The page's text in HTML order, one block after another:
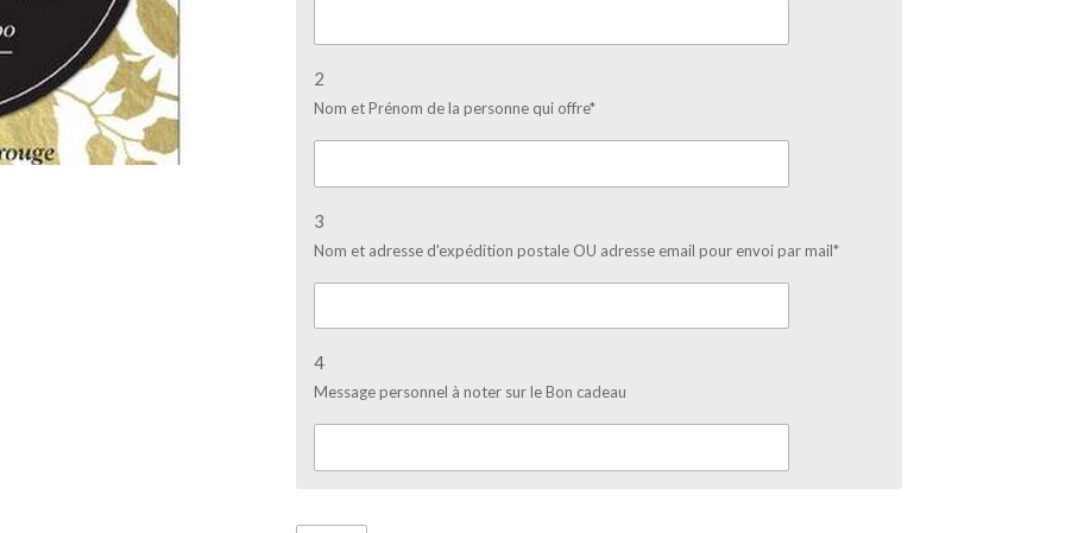
2
Nom et Prénom de la personne qui offre*
3
Nom et adresse d'expédition postale OU adresse email pour envoi par mail*
4
Message personnel à noter sur le Bon cadeau